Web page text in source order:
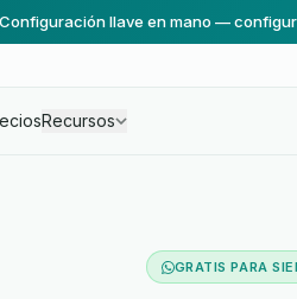
Configuración llave en mano —
Recursos
GRATIS PARA